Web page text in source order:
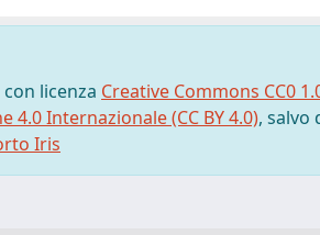
licenza Creative Commons CC0
4.0 Internazionale (CC BY 4.0), salvo
Iris